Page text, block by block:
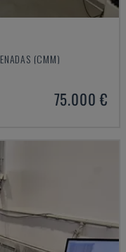
(CMM)
75.000 €